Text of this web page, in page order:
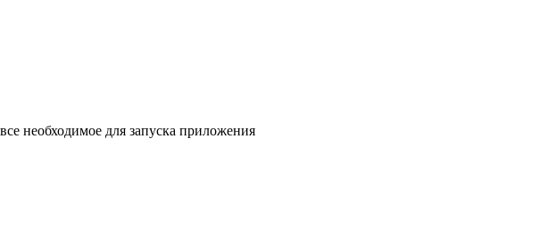
необходимое для запуска приложения